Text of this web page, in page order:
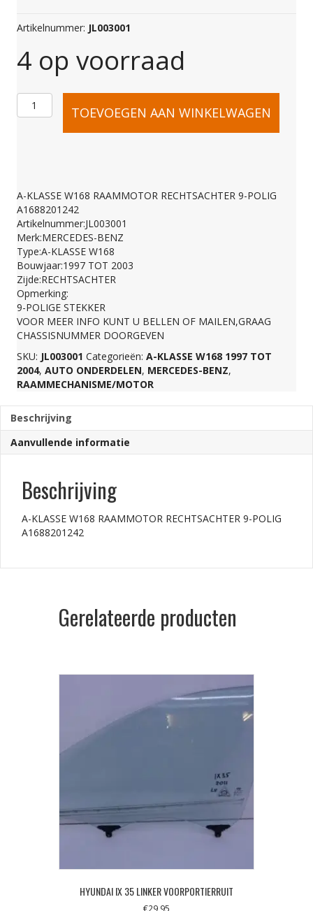
Artikelnummer: JL003001
4 op voorraad
A-
W168
RAAMMOTOR
RECHTSACHTER
9-
POLIG
A1688201242
aantal
TOEVOEGEN AAN WINKELWAGEN
A-KLASSE W168 RAAMMOTOR RECHTSACHTER 9-POLIG
A1688201242
Artikelnummer:JL003001
Merk:MERCEDES-BENZ
Type:A-KLASSE W168
Bouwjaar:1997 TOT 2003
Zijde:RECHTSACHTER
Opmerking:
9-POLIGE STEKKER
VOOR MEER INFO KUNT U BELLEN OF MAILEN,GRAAG
CHASSISNUMMER DOORGEVEN
SKU: JL003001 Categorieën: A-KLASSE W168 1997 TOT
2004, AUTO ONDERDELEN, MERCEDES-BENZ,
RAAMMECHANISME/MOTOR
Beschrijving
Aanvullende informatie
Beschrijving
A-KLASSE W168 RAAMMOTOR RECHTSACHTER 9-POLIG
A1688201242
Gerelateerde producten
HYUNDAI IX 35 LINKER VOORPORTIERRUIT